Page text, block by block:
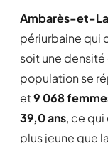
Ambarès-et-
périurbaine qui
soit une densité
population se
et9 068
39,0 ans, ce
plus jeune que